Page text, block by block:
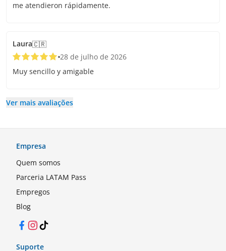
me atendieron rápidamente.
Laura🇨🇷
28 de julho de 2026
Muy sencillo y amigable
Ver mais avaliações
Empresa
Quem somos
Parceria LATAM Pass
Empregos
Blog
Facebook
Instagram
TikTok
Suporte